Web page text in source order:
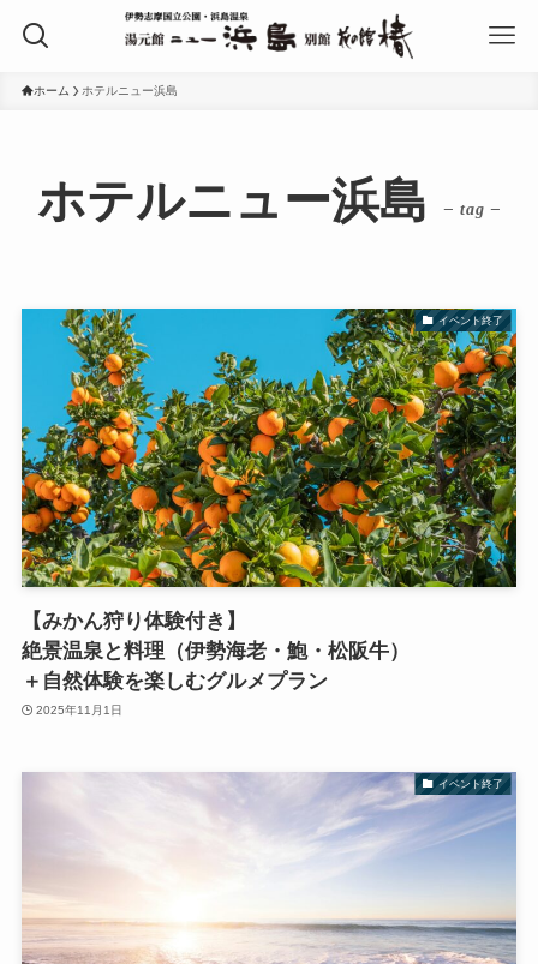
ホーム ホテルニュー浜島
ホテルニュー浜島 – tag –
イベント終了
【みかん狩り体験付き】
絶景温泉と料理（伊勢海老・鮑・松阪牛）
＋自然体験を楽しむグルメプラン
2025年11月1日
イベント終了